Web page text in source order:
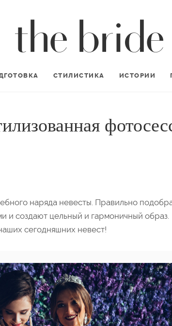
СТИЛИСТИКА ИСТОРИИ
наряда невесты. Правильно
и создают цельный и гармоничный образ.
сегодняшних невест!